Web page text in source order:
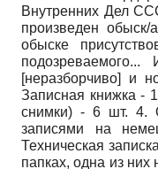
Внутренних Дел
произведен
обыске
[неразборчиво] и
Записная книжка -
снимки) - 6 шт. 4.
записями на
Техническая
папках, одна из